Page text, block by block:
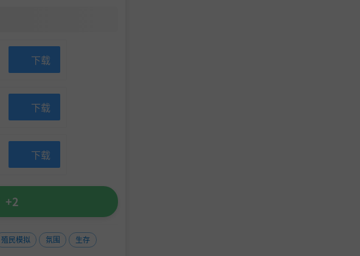
下载
下载
下载
+2
殖民模拟 氛围
生存